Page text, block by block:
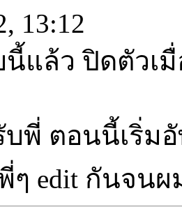
13:12
แล้ว ปิดตัวเ
พี่ ตอนนี้เริ่มอั
ๆ edit กันจน